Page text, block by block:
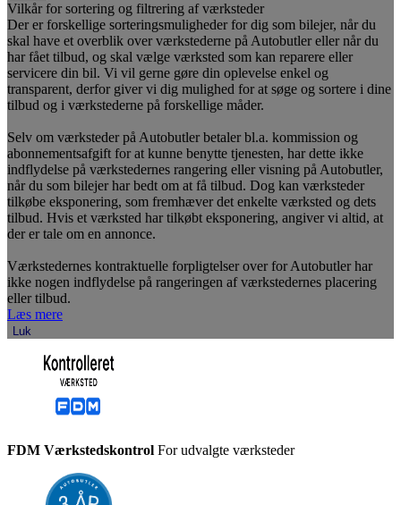
Vilkår for sortering og filtrering af værksteder
Der er forskellige sorteringsmuligheder for dig som bilejer, når du
skal have et overblik over værkstederne på Autobutler eller når du
har fået tilbud, og skal vælge værksted som kan reparere eller
servicere din bil. Vi vil gerne gøre din oplevelse enkel og
transparent, derfor giver vi dig mulighed for at søge og sortere i dine
tilbud og i værkstederne på forskellige måder.
Selv om værksteder på Autobutler betaler bl.a. kommission og
abonnementsafgift for at kunne benytte tjenesten, har dette ikke
indflydelse på værkstedernes rangering eller visning på Autobutler,
når du som bilejer har bedt om at få tilbud. Dog kan værksteder
tilkøbe eksponering, som fremhæver det enkelte værksted og dets
tilbud. Hvis et værksted har tilkøbt eksponering, angiver vi altid, at
der er tale om en annonce.
Værkstedernes kontraktuelle forpligtelser over for Autobutler har
ikke nogen indflydelse på rangeringen af værkstedernes placering
eller tilbud.
Læs mere
Luk
FDM Værkstedskontrol For udvalgte værksteder